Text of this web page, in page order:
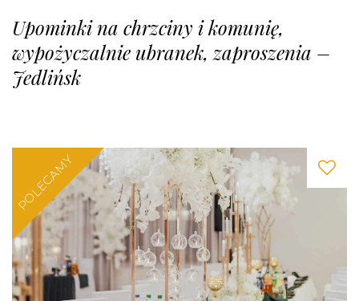
Upominki na chrzciny i komunię,
wypożyczalnie ubranek, zaproszenia –
Jedlińsk
POLECAMY